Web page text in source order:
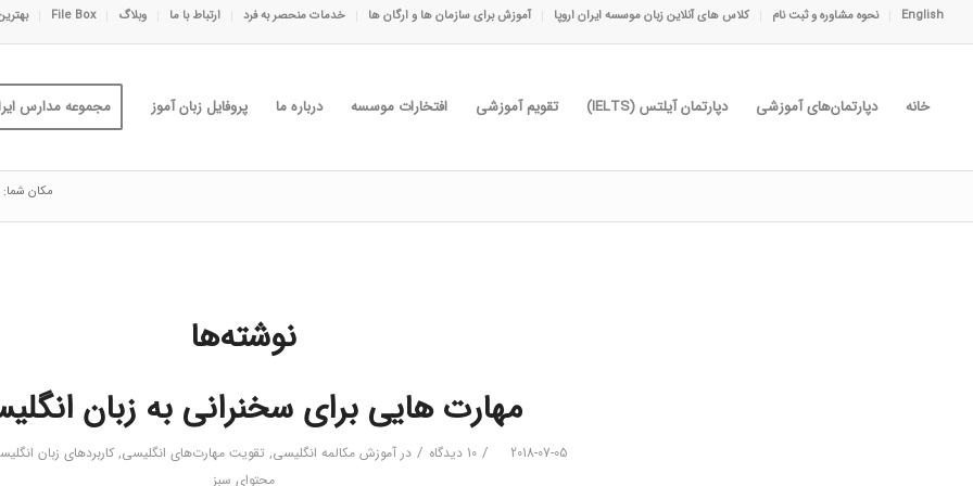
English نحوه مشاوره و ثبت نام کلاس های آنلاین زبان موسسه ایران اروپا آموزش برای سازمان ها و ارگان ها خدمات منحصر به فرد ارتباط با ما وبلاگ File Box
خانه دپارتمان‌های آموزشی دپارتمان آیلتس (IELTS) تقویم آموزشی افتخارات موسسه درباره ما پروفایل زبان آموز مجموعه مدارس
مکان شما:
نوشته‌ها
مهارت هایی برای سخنرانی به زبان
2018-07-05
/ 10 دیدگاه / درآموزش مکالمه انگلیسی, تقویت مهارت‌های انگلیسی,کاربردهای زبان
محتوای سبز